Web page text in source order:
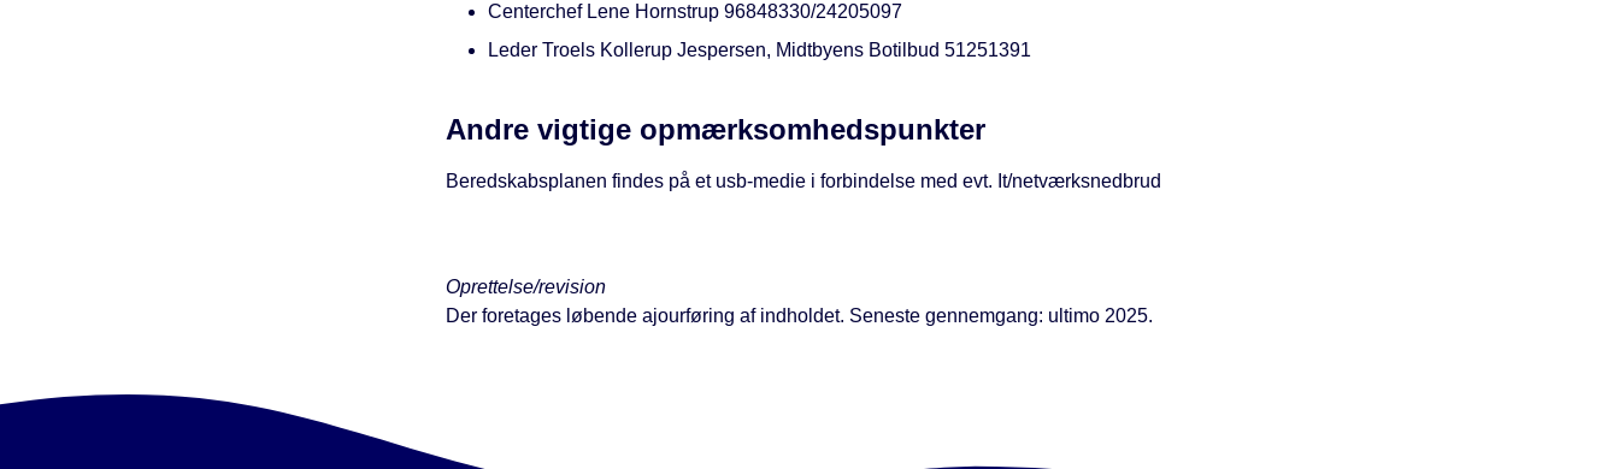
Centerchef Lene Hornstrup 96848330/24205097
Leder Troels Kollerup Jespersen, Midtbyens Botilbud 51251391
Andre vigtige opmærksomhedspunkter
Beredskabsplanen findes på et usb-medie i forbindelse med evt. It/netværksnedbrud
Oprettelse/revision
Der foretages løbende ajourføring af indholdet. Seneste gennemgang: ultimo 2025.